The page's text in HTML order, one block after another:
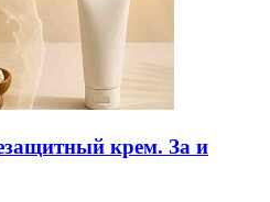
крем. За и